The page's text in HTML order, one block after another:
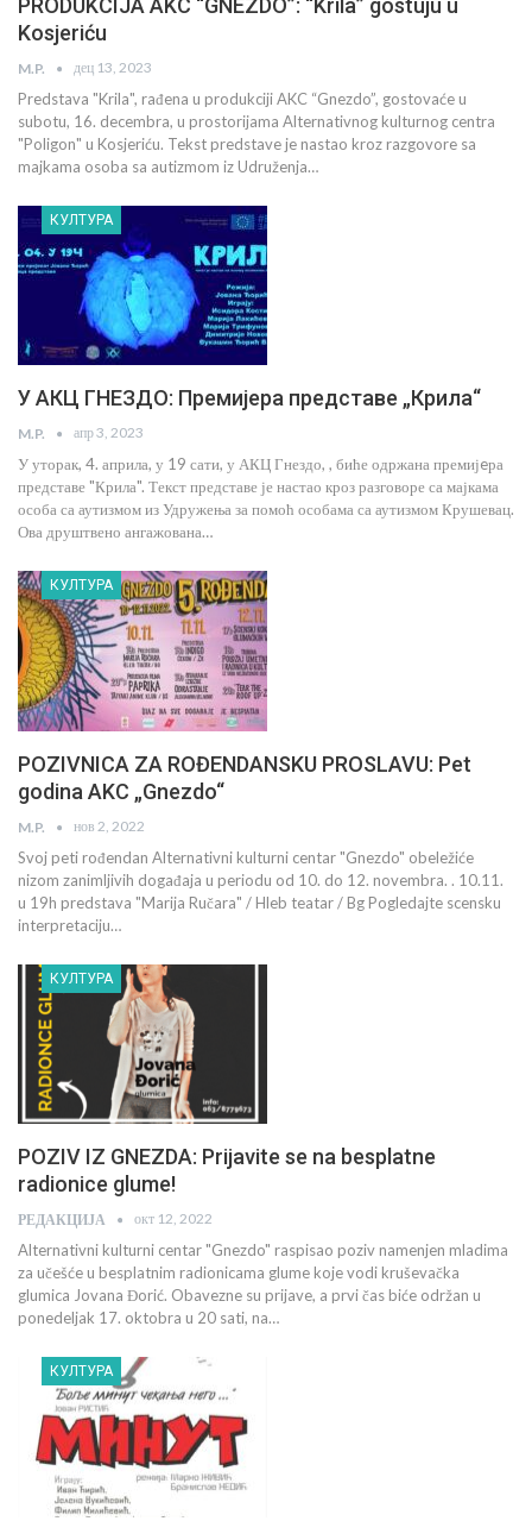
PRODUKCIJA AKC “GNEZDO”: “Krila” gostuju u
Kosjeriću
M.P. дец 13, 2023
Predstava "Krila", rađena u produkciji AKC “Gnezdo”, gostovaće u
subotu, 16. decembra, u prostorijama Alternativnog kulturnog centra
"Poligon" u Kosjeriću. Tekst predstave je nastao kroz razgovore sa
majkama osoba sa autizmom iz Udruženja…
КУЛТУРА
У АКЦ ГНЕЗДО: Премијера представе „Крила“
M.P. апр 3, 2023
У уторак, 4. априла, у 19 сати, у АКЦ Гнездо, , биће одржана премијeра
представе "Крила". Текст представе је настао кроз разговоре са мајкама
особа са аутизмом из Удружења за помоћ особама са аутизмом Крушевац.
Ова друштвено ангажована…
КУЛТУРА
POZIVNICA ZA ROĐENDANSKU PROSLAVU: Pet
godina AKC „Gnezdo“
M.P. нов 2, 2022
Svoj peti rođendan Alternativni kulturni centar "Gnezdo" obeležiće
nizom zanimljivih događaja u periodu od 10. do 12. novembra. . 10.11.
u 19h predstava "Marija Ručara" / Hleb teatar / Bg Pogledajte scensku
interpretaciju…
КУЛТУРА
POZIV IZ GNEZDA: Prijavite se na besplatne
radionice glume!
РЕДАКЦИЈА окт 12, 2022
Alternativni kulturni centar "Gnezdo" raspisao poziv namenjen mladima
za učešće u besplatnim radionicama glume koje vodi kruševačka
glumica Jovana Đorić. Obavezne su prijave, a prvi čas biće održan u
ponedeljak 17. oktobra u 20 sati, na…
КУЛТУРА